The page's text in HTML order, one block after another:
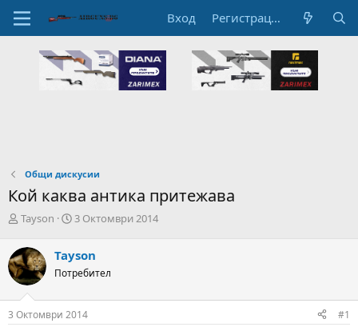
Вход Регистрация
Общи дискусии
Кой каква антика притежава
А
т
о
р
н
а
т
Tayson
Н
а
л
а
Д
3 Октомври 2014
Tayson
Потребител
3 Октомври 2014 #1